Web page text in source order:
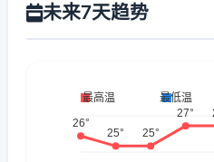
未来7天趋势